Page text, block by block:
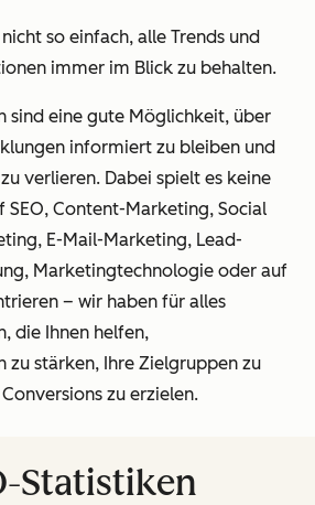
so einfach, alle Trends und
immer im Blick zu behalten.
sind eine gute Möglichkeit, über
informiert zu bleiben und
verlieren. Dabei spielt es keine
SEO, Content-Marketing, Social
E-Mail-Marketing, Lead-
Marketingtechnologie oder auf
– wir haben für alles
die Ihnen helfen,
zu stärken, Ihre Zielgruppen zu
zu erzielen.
Statistiken